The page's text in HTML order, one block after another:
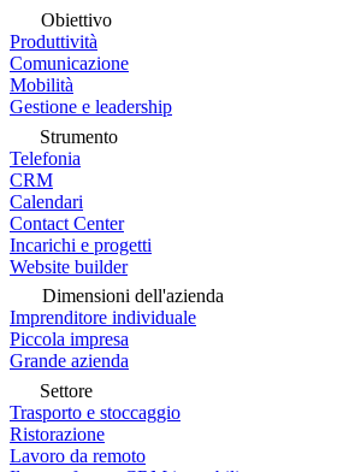
Obiettivo
Produttività
Comunicazione
Mobilità
Gestione e leadership
Strumento
Telefonia
CRM
Calendari
Contact Center
Incarichi e progetti
Website builder
Dimensioni dell'azienda
Imprenditore individuale
Piccola impresa
Grande azienda
Settore
Trasporto e stoccaggio
Ristorazione
Lavoro da remoto